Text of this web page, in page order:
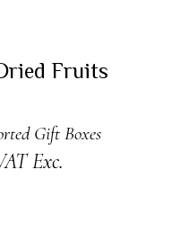
Fruits
Gift Boxes
Exc.